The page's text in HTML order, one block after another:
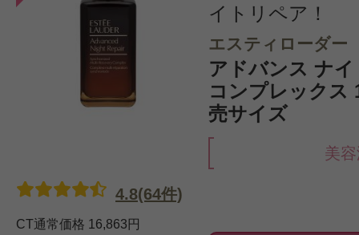
イトリペア！
エスティローダー
アドバンス ナ
コンプレックス
売サイズ
美
CT通常価格 16,863円
4.8(64件)